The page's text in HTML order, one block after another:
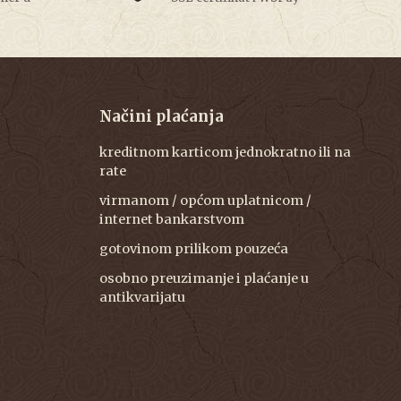
Načini plaćanja
kreditnom karticom jednokratno ili na
rate
virmanom / općom uplatnicom /
internet bankarstvom
gotovinom prilikom pouzeća
osobno preuzimanje i plaćanje u
antikvarijatu